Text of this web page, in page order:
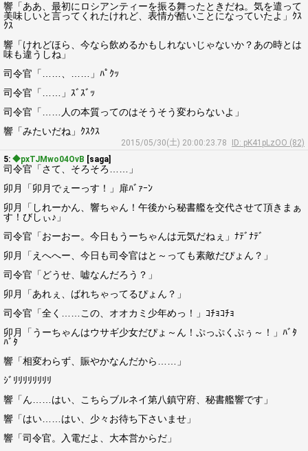
響「ああ、最初にロシアンティーを振る舞ったときだね。気を遣って
美味しいと言ってくれたけれど、表情が酷いことになっていたよ」ｸｽ
ｸｽ
響「けれどほら、今なら飲めるかもしれないじゃないか？あの時とは
味も違うしね」
司令官「……、……」ﾊﾟｸｯ
司令官「……」ｽﾞｽﾞｯ
司令官「……人の本質ってのはそうそう変わらないよ」
響「みたいだね」ｸｽｸｽ
2015/05/30(土) 20:00:23.78
ID: pK41pLzOO (82)
5: ◆pxTJMwo04OvB [saga]
司令官「さて、そろそろ……」
卯月「卯月でぇーっす！」扉ﾊﾞｧｰﾝ
卯月「しれーかん、響ちゃん！午後から秘書艦を交代させて頂きまぁ
す！びしぃ♪」
司令官「おーおー。今日もうーちゃんは元気だねぇ」ﾅﾃﾞﾅﾃﾞ
卯月「えへへー、今日も司令官はと～っても素敵だぴょん？」
司令官「どうせ、嘘なんだろう？」
卯月「あれぇ、ばれちゃってるぴょん？」
司令官「全く……この、オオカミ少年めっ！」ｺﾁｮｺﾁｮ
卯月「うーちゃんはウサギ少女だぴょ～ん！ぷっぷくぷぅ～！」ﾊﾞﾀ
ﾊﾞﾀ
響「相変わらず、賑やかなんだから……」
ｼﾞﾘﾘﾘﾘﾘﾘﾘﾘ
響「ん……はい、こちらブルネイ第八鎮守府、秘書艦響です」
響「はい……はい、少々お待ち下さいませ」
響「司令官。入電だよ、大本営からだ」